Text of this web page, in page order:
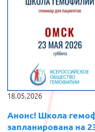
18.05.2026
Анонс! Школа
запланирована на